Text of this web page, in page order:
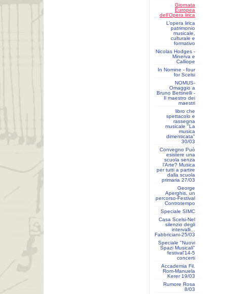
Giornata
Europea
dell'Opera lirica
L’opera lirica
patrimonio
musicale,
culturale e
formativo
Nicolas Hodges -
Minerva e
Calliope
In Nomine - four
for Scelsi
NOMUS-
Omaggio a
Bruno Bettinelli -
Il maestro dei
maestri
libro che
spettacolo e
rassegna
musicale "La
musica
dimenticata"
30/03
Convegno Può
esistere una
scuola senza
l’Arte? Musica
per tutti a partire
dalla scuola
primaria 27/03
George
Aperghis, un
percorso-Festival
Controtempo
Speciale SIMC
Casa Scelsi-Nel
silenzio degli
intervalli...
Fabbriciani-25/03
Speciale "Nuovi
Spazi Musicali"
festival'14-5
concerti
Accademia Fil.
Rom-Manuela
Kerer 19/03
Rumore Rosa
8/03